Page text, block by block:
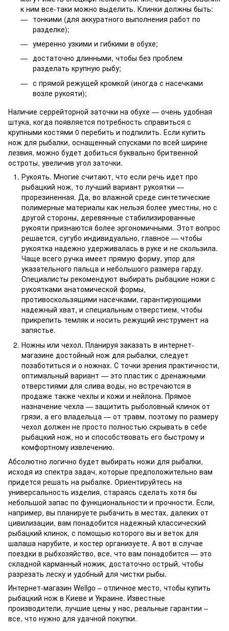
к ним все-таки можно выделить. Клинки должны быть:
тонкими (для аккуратного выполнения работ по
разделке);
умеренно узкими и гибкими в обухе;
достаточно длинными, чтобы без проблем
разделать крупную рыбу;
с прямой режущей кромкой (иногда с насечками
возле рукояти);
Наличие серрейторной заточки на обухе — очень удобная
штука, когда появляется потребность справиться с
крупными костями 0 перебить и подпилить. Если купить
нож для рыбалки, оснащенный спусками по всей ширине
лезвия, можно будет добиться буквально бритвенной
остроты, увеличив угол заточки.
Рукоять. Многие считают, что если речь идет про
рыбацкий нож, то лучший вариант рукоятки —
прорезиненная. Да, во влажной среде синтетические
полимерные материалы как нельзя более уместны, но с
другой стороны, деревянные стабилизированные
рукояти признаются более эргономичными. Этот вопрос
решается, сугубо индивидуально, главное — чтобы
рукоятка надежно удерживалась в руке и не скользила.
Чаще всего ручка имеет прямую форму, упор для
указательного пальца и небольшого размера гарду.
Специалисты рекомендуют выбирать рыбацкие ножи с
рукоятками анатомической формы,
противоскользящими насечками, гарантирующими
надежный хват, и специальным отверстием, чтобы
прикрепить темляк и носить режущий инструмент на
запястье.
Ножны или чехол. Планируя заказать в интернет-
магазине достойный нож для рыбалки, следует
позаботиться и о ножнах. С точки зрения практичности,
оптимальный вариант — это пластик с дренажными
отверстиями для слива воды, но встречаются в
продаже также чехлы и кожи и нейлона. Прямое
назначение чехла — защитить рыболовный клинок от
грязи, а его владельца — от травм, поэтому по размеру
чехол должен не просто полностью скрывать в себе
рыбацкий нож, но и способствовать его быстрому и
комфортному извлечению.
Абсолютно логично будет выбирать ножи для рыбалки,
исходя из спектра задач, которые предположительно вам
придется решать на рыбалке. Ориентируйтесь на
универсальность изделия, стараясь сделать хотя бы
небольшой запас по функциональности и прочности. Если,
например, вы планируете рыбачить в местах, далеких от
цивилизации, вам понадобится надежный классический
рыбацкий клинок, с помощью которого вы и веток для
шалаша нарубите, и костер организуете. А вот в случае
поездки в рыбхозяйство, все, что вам понадобится — это
складной карманный ножик, достаточно острый, чтобы
разрезать леску и удобный для чистки рыбы.
Интернет-магазин Wellgo – отличное место, чтобы купить
рыбацкий нож в Киеве и Украине. Известные
производители, лучшие цены у нас, реальные гарантии –
все, что нужно для удачной покупки.